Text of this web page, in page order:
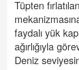
Tüpten
faydalı yük
ağırlığıyla
Deniz